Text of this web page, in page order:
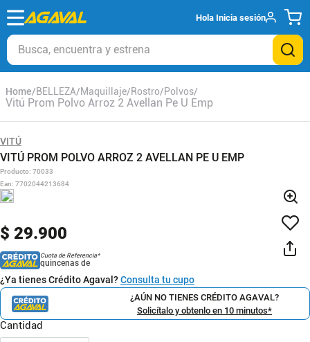
Hola Inicia sesión
Busca, encuentra y estrena
BELLEZA Maquillaje Rostro Polvos
Vitú Prom Polvo Arroz 2 Avellan Pe U Emp
VITÚ
VITÚ PROM POLVO ARROZ 2 AVELLAN PE U EMP
Producto: 70033
Ean: 7702044213684
$ 29.900
Cuota de Referencia*
quincenas de
¿Ya tienes Crédito Agaval?Consulta tu cupo
¿AÚN NO TIENES CRÉDITO AGAVAL?
Solicítalo y obtenlo en 10 minutos*
Cantidad